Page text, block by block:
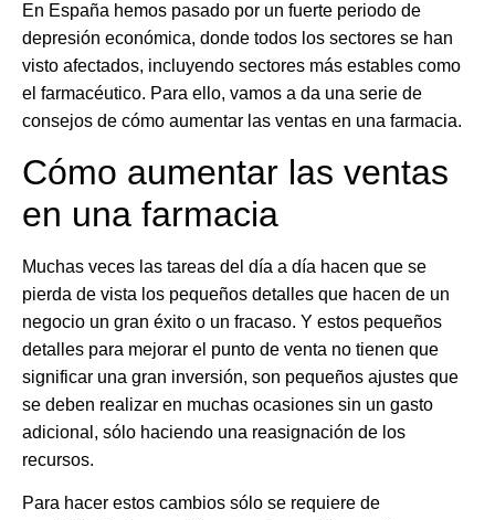
En España hemos pasado por un fuerte periodo de
depresión económica, donde todos los sectores se han
visto afectados, incluyendo sectores más estables como
el farmacéutico. Para ello, vamos a da una serie de
consejos de cómo aumentar las ventas en una farmacia.
Cómo aumentar las ventas
en una farmacia
Muchas veces las tareas del día a día hacen que se
pierda de vista los pequeños detalles que hacen de un
negocio un gran éxito o un fracaso. Y estos pequeños
detalles para mejorar el punto de venta no tienen que
significar una gran inversión, son pequeños ajustes que
se deben realizar en muchas ocasiones sin un gasto
adicional, sólo haciendo una reasignación de los
recursos.
Para hacer estos cambios sólo se requiere de